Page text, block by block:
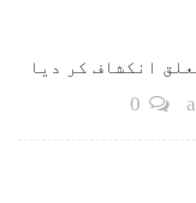
انکشاف کر دیا